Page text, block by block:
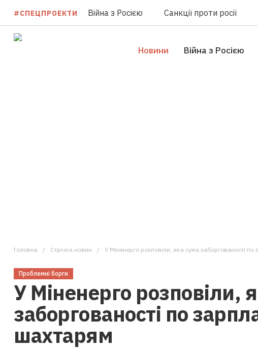
#СПЕЦПРОЕКТИ Війна з Росією Санкції проти росії
Новини Війна з Росією
Головна Стрічка новин У Міненерго розповіли, яка сума заборгованості по
Проблемні борги
У Міненерго розповіли,
заборгованості по
шахтарям